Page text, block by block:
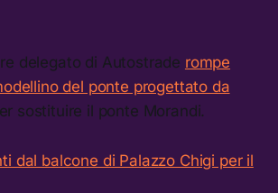
delegato di Autostrade rompe
del ponte progettato da
sostituire il ponte Morandi.
dal balcone di Palazzo Chigi per il